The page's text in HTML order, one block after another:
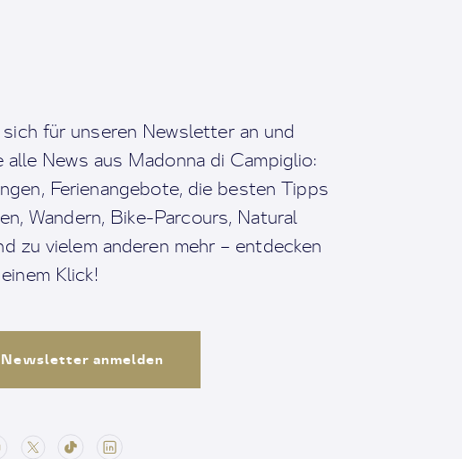
für unseren Newsletter an und
alle News aus Madonna di Campiglio:
Ferienangebote, die besten Tipps
Wandern, Bike-Parcours, Natural
zu vielem anderen mehr – entdecken
Klick!
Newsletter anmelden